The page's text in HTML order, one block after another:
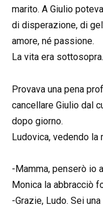
marito. A Giulio
di disperazione, di
amore, né passione.
La vita era sottosopra.
Provava una pena
cancellare Giulio dal
dopo giorno.
Ludovica, vedendo
-Mamma, penserò io
Monica la abbracciò
-Grazie, Ludo. Sei